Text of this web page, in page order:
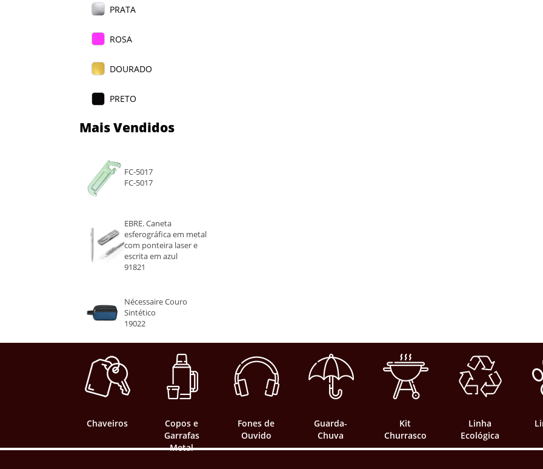
PRATA
ROSA
DOURADO
PRETO
TRANSPARENTE
Mais Vendidos
FC-5017
FC-5017
EBRE. Caneta
esferográfica em metal
com ponteira laser e
escrita em azul
91821
Nécessaire Couro
Sintético
19022
Chaveiros
Copos e
Garrafas
Metal
Fones de
Ouvido
Guarda-
Chuva
Kit
Churrasco
Linha
Ecológica